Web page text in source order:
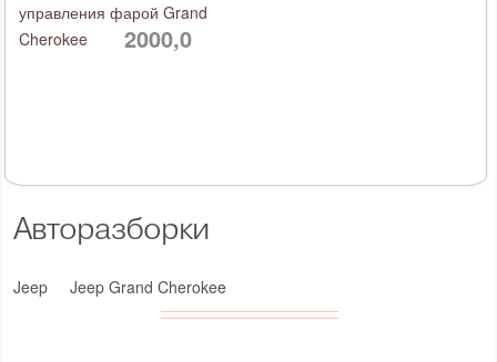
Авторазборки
Jeep Jeep Grand Cherokee
управления фарой Grand
Cherokee
2000,0